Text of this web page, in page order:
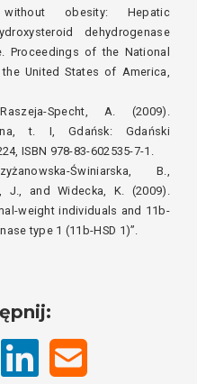
obesity: Hepatic
dehydrogenase
Proceedings of the National
United States of America,
Specht, A. (2009).
t. I, Gdańsk: Gdański
ISBN 978-83-602535-7-1.
Świniarska, B.,
and Widecka, K. (2009).
weight individuals and 11b-
type 1 (11b-HSD 1)”.